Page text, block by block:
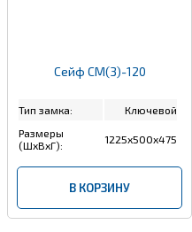
Сейф СМ(3)-120
Тип замка:
Ключевой
Размеры
(ШхВхГ):
1225x500x475
В КОРЗИНУ